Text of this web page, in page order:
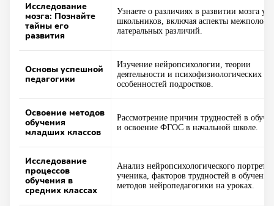
Исследование
мозга: Познайте
тайны его
развития
Узнаете о различиях в развитии мозга у
школьников, включая аспекты
латеральных различий.
Основы успешной
педагогики
Изучение нейропсихологии, теории
деятельности и психофизиологических
особенностей подростков.
Освоение методов
обучения
младших классов
Рассмотрение причин трудностей в
и освоение ФГОС в начальной школе.
Исследование
процессов
обучения в
средних классах
Анализ нейропсихологического портрета
ученика, факторов трудностей в
методов нейропедагогики на уроках.